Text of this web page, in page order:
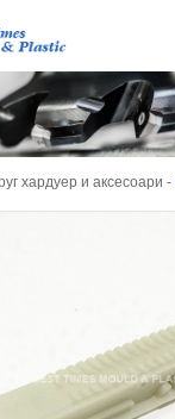
хардуер и аксесоари -